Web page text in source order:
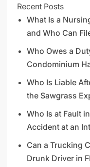
Recent Posts
What Is a
and Who Can
Who Owes a
Condominium
Who Is Liable
the Sawgrass
Who Is at Fault
Accident at an
Can a Trucking
Drunk Driver in